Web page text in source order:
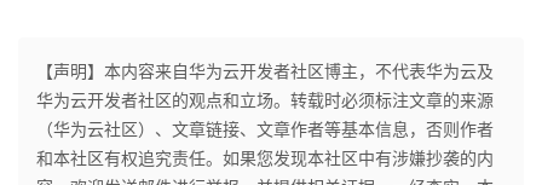
【声明】本内容来自华为云开发者社区博主，不代表华为云及
华为云开发者社区的观点和立场。转载时必须标注文章的来源
（华为云社区）、文章链接、文章作者等基本信息，否则作者
和本社区有权追究责任。如果您发现本社区中有涉嫌抄袭的内